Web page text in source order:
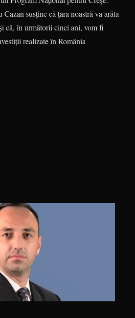
susține că țara noastră va arăta
că, în următorii cinci ani, vom fi
realizate în România